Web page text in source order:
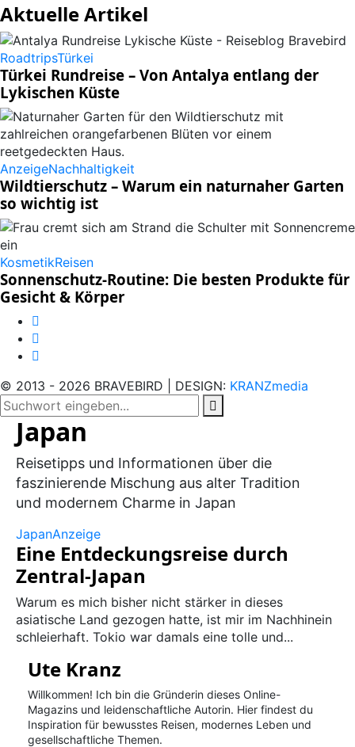
Aktuelle Artikel
RoadtripsTürkei
Türkei Rundreise – Von Antalya entlang der
Lykischen Küste
AnzeigeNachhaltigkeit
Wildtierschutz – Warum ein naturnaher Garten
so wichtig ist
KosmetikReisen
Sonnenschutz-Routine: Die besten Produkte für
Gesicht & Körper
© 2013 - 2026 BRAVEBIRD | DESIGN: KRANZmedia
Japan
Reisetipps und Informationen über die
faszinierende Mischung aus alter Tradition
und modernem Charme in Japan
JapanAnzeige
Eine Entdeckungsreise durch
Zentral-Japan
Warum es mich bisher nicht stärker in dieses
asiatische Land gezogen hatte, ist mir im Nachhinein
schleierhaft. Tokio war damals eine tolle und...
Ute Kranz
Willkommen! Ich bin die Gründerin dieses Online-
Magazins und leidenschaftliche Autorin. Hier findest du
Inspiration für bewusstes Reisen, modernes Leben und
gesellschaftliche Themen.